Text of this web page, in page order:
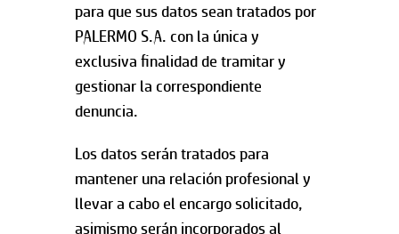
para que sus datos sean tratados por
PALERMO S.A. con la única y
exclusiva finalidad de tramitar y
gestionar la correspondiente
denuncia.
Los datos serán tratados para
mantener una relación profesional y
llevar a cabo el encargo solicitado,
asimismo serán incorporados al